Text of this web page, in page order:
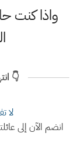
واذا كنت
👇
لا
انضم الآن إلى